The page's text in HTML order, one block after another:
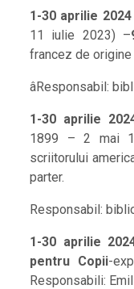
1-30 aprilie
11 iulie 2023) –
francez de
âResponsabil:
1-30 aprilie
1899 – 2 mai
scriitorului
parter.
Responsabil:
1-30 aprilie
pentru Copii-
Responsabili: